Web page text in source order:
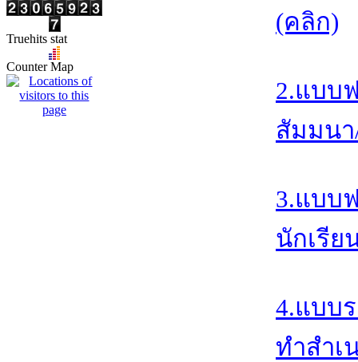
Truehits stat
Counter Map
(คลิก)
2.แบบ
สัมมน
3.แบบ
นักเรีย
4.แบบ
ทำสำเ